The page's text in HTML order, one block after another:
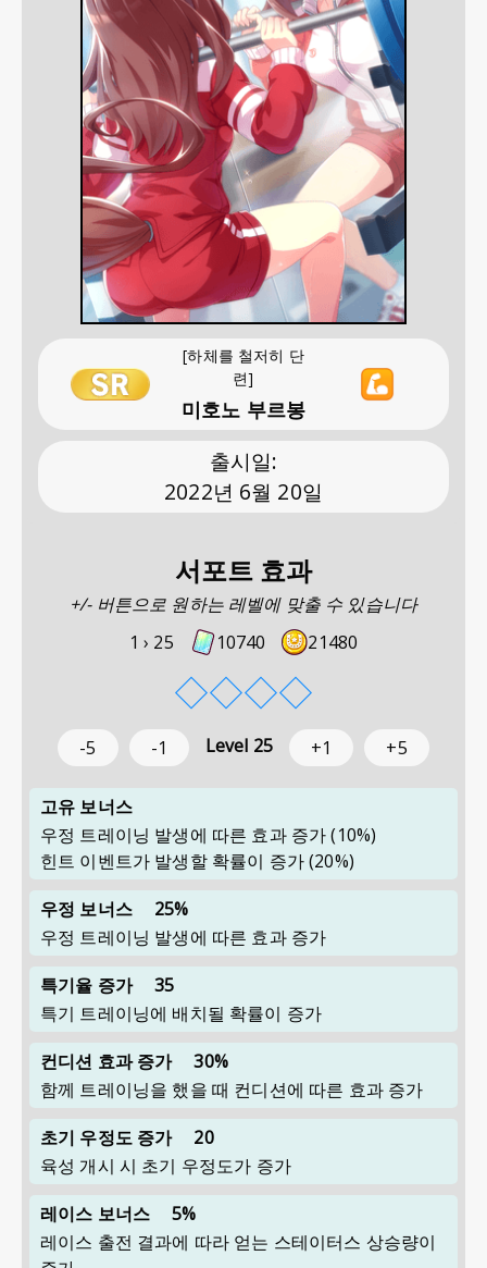
[하체를 철저히 단
련]
미호노 부르봉
출시일:
2022년 6월 20일
서포트 효과
+/- 버튼으로 원하는 레벨에 맞출 수 있습니다
1 › 25 10740 21480
◇◇◇◇
-5 -1 Level 25 +1 +5
고유 보너스
우정 트레이닝 발생에 따른 효과 증가(10%)
힌트 이벤트가 발생할 확률이 증가(20%)
우정 보너스
25%
우정 트레이닝 발생에 따른 효과 증가
특기율 증가
35
특기 트레이닝에 배치될 확률이 증가
컨디션 효과 증가
30%
함께 트레이닝을 했을 때 컨디션에 따른 효과 증가
초기 우정도 증가
20
육성 개시 시 초기 우정도가 증가
레이스 보너스
5%
레이스 출전 결과에 따라 얻는 스테이터스 상승량이